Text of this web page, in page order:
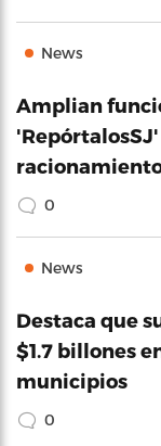
News
Amplian
0
News
Destaca que
$1.7 billones
municipios
0